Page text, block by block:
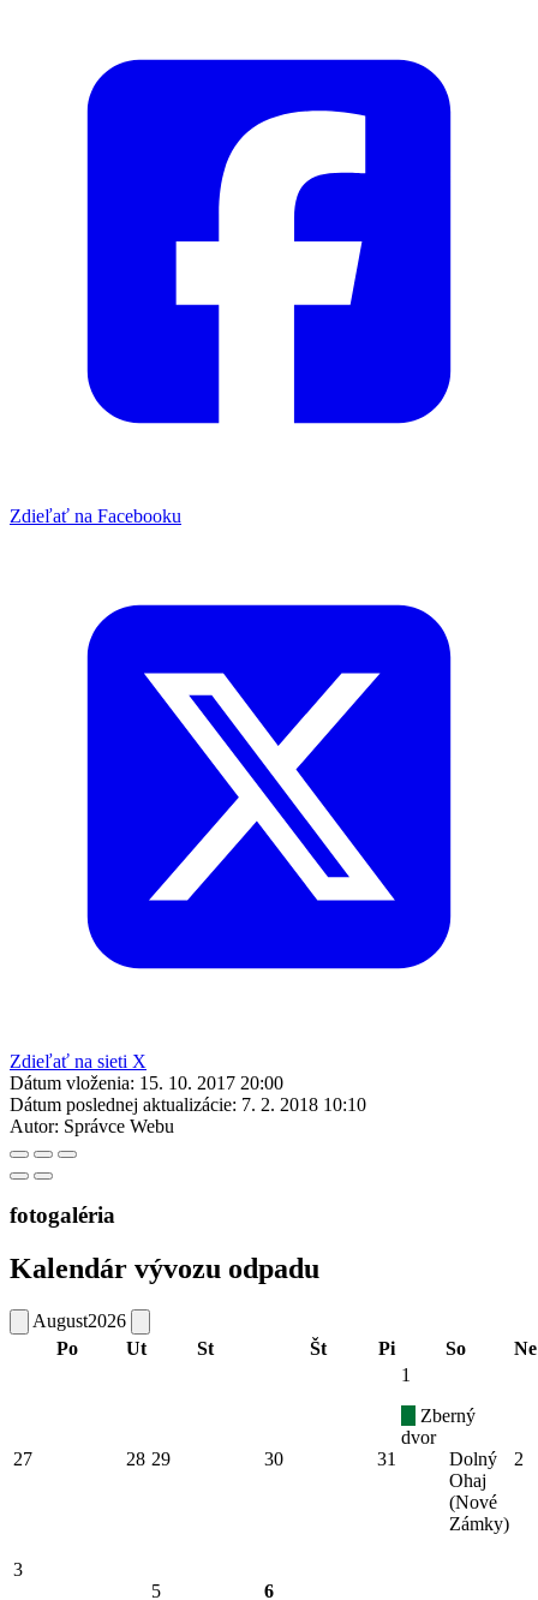
Zdieľať na Facebooku
Zdieľať na sieti X
Dátum vloženia: 15. 10. 2017 20:00
Dátum poslednej aktualizácie: 7. 2. 2018 10:10
Autor: Správce Webu
fotogaléria
Kalendár vývozu odpadu
August2026
Po
Ut St Št Pi So Ne
27 28 29 30 31
1
Zberný
dvor
Dolný
Ohaj
(Nové
Zámky)
2
3
5
6